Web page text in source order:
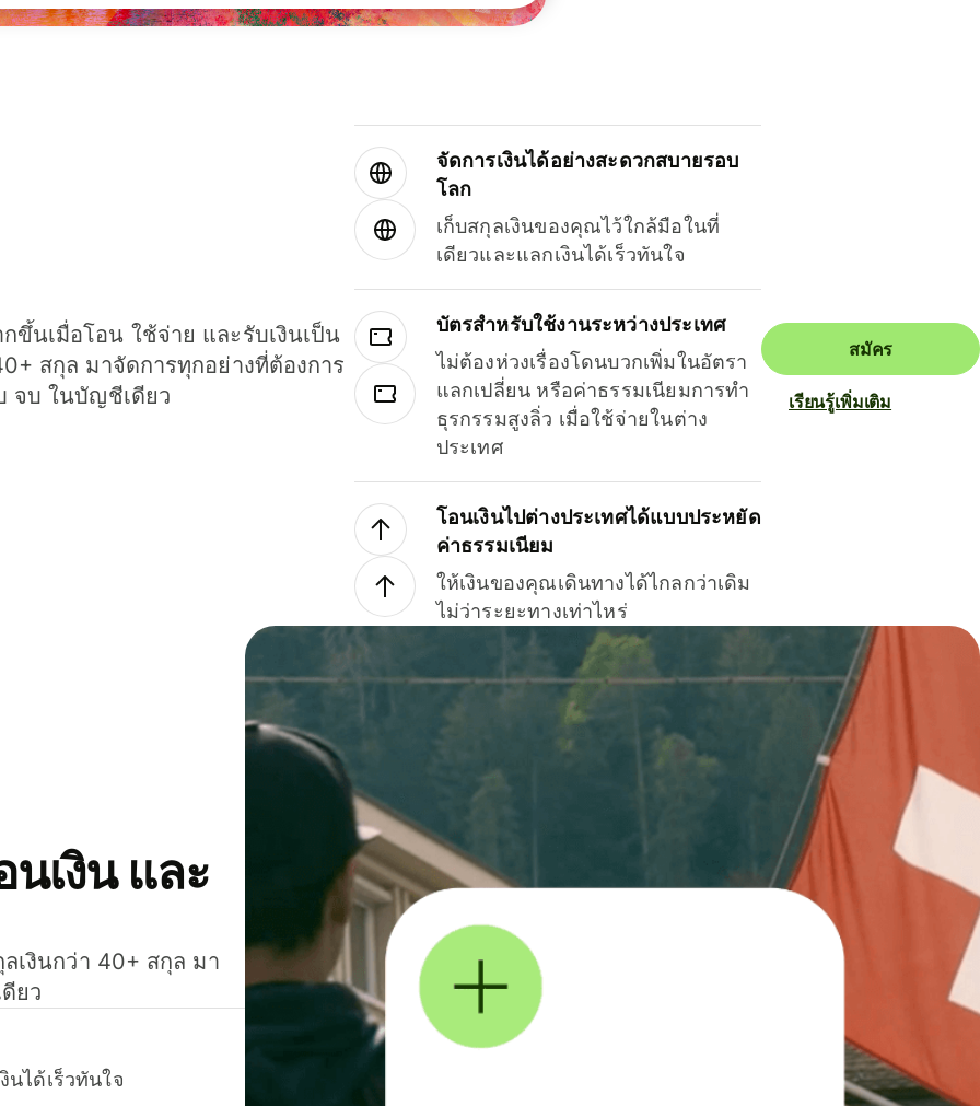
ขึ้นเมื่อโอน ใช้จ่าย และรับเงินเป็น
สกุล มาจัดการทุกอย่างที่ต้องการ
จบ ในบัญชีเดียว
จัดการเงินได้อย่างสะดวกสบายรอบ
โลก
เก็บสกุลเงินของคุณไว้ใกล้มือในที่
เดียวและแลกเงินได้เร็วทันใจ
บัตรสำหรับใช้งานระหว่างประเทศ
ไม่ต้องห่วงเรื่องโดนบวกเพิ่มในอัตรา
แลกเปลี่ยน หรือค่าธรรมเนียมการทำ
ธุรกรรมสูงลิ่ว เมื่อใช้จ่ายในต่าง
ประเทศ
โอนเงินไปต่างประเทศได้แบบประหยัด
ค่าธรรมเนียม
ให้เงินของคุณเดินทางได้ไกลกว่าเดิม
ไม่ว่าระยะทางเท่าไหร่
สมัคร
เรียนรู้เพิ่มเติม
เงิน และ
เงินกว่า 40+ สกุล มา
ยว
นได้เร็วทันใจ